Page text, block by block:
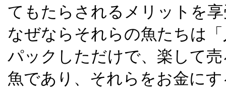
てもたらされるメリットを
なぜならそれらの魚たちは
パックしただけで、楽して
魚であり、それらをお金に